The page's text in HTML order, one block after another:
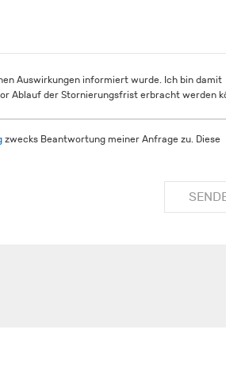
Auswirkungen informiert wurde. Ich bin damit
Ablauf der Stornierungsfrist erbracht werden
zwecks Beantwortung meiner Anfrage zu. Diese